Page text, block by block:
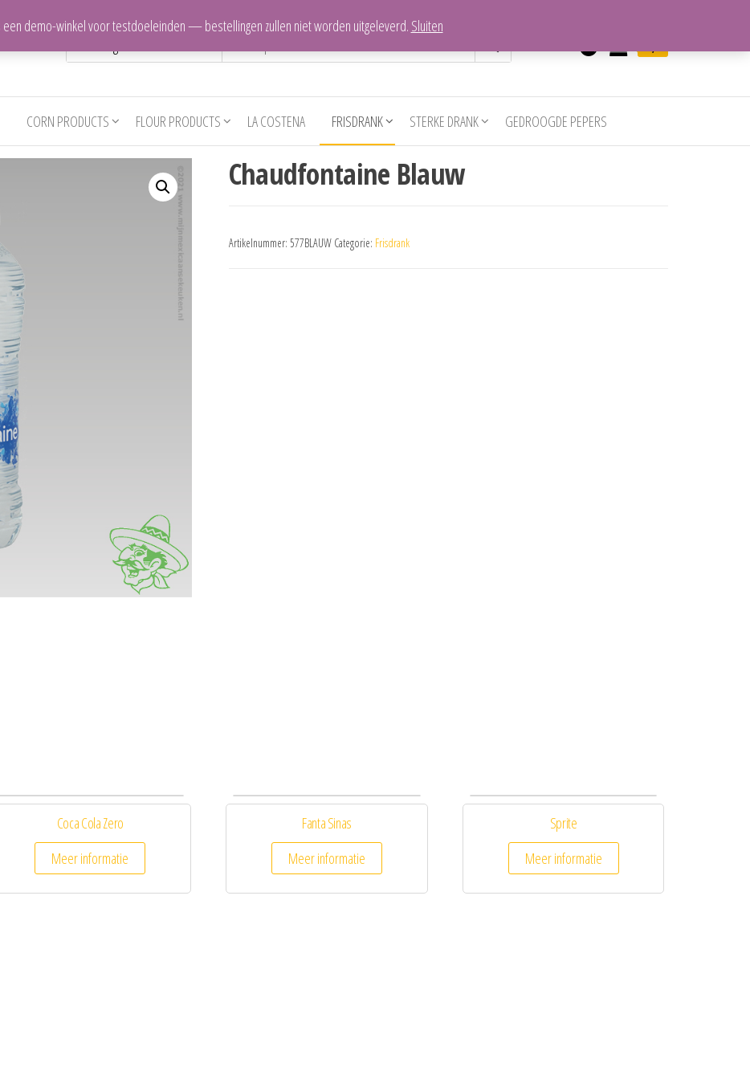
CORN PRODUCTS FLOUR PRODUCTS LA COSTENA FRISDRANK STERKE DRANK GEDROOGDE PEPERS
Chaudfontaine Blauw
Artikelnummer: 577BLAUW Categorie: Frisdrank
Coca Cola Zero
Meer informatie
Fanta Sinas
Meer informatie
Sprite
Meer informatie
een demo-winkel voor testdoeleinden — bestellingen zullen niet worden uitgeleverd. Sluiten